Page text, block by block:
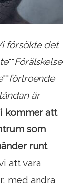
försökte det
""Förälskelse
""förtroende
är
kommer att
som
runt
att vara
med andra